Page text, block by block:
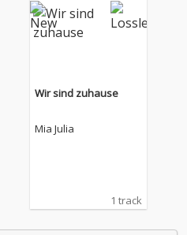
Wir sind zuhause
Mia Julia
1 track